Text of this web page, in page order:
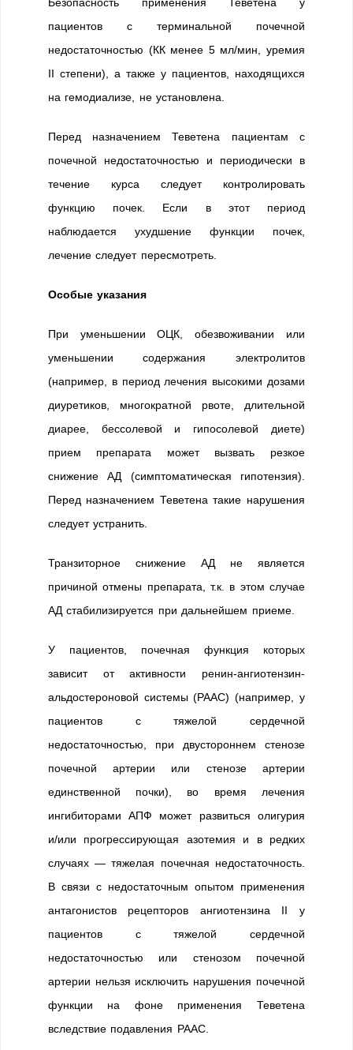
пациентов с терминальной почечной
недостаточностью (КК менее 5 мл/мин, уремия
II степени), а также у пациентов, находящихся
на гемодиализе, не установлена.
Перед назначением Теветена пациентам с
почечной недостаточностью и периодически в
течение курса следует контролировать
функцию почек. Если в этот период
наблюдается ухудшение функции почек,
лечение следует пересмотреть.
Особые указания
При уменьшении ОЦК, обезвоживании или
уменьшении содержания электролитов
(например, в период лечения высокими дозами
диуретиков, многократной рвоте, длительной
диарее, бессолевой и гипосолевой диете)
прием препарата может вызвать резкое
снижение АД (симптоматическая гипотензия).
Перед назначением Теветена такие нарушения
следует устранить.
Транзиторное снижение АД не является
причиной отмены препарата, т.к. в этом случае
АД стабилизируется при дальнейшем приеме.
У пациентов, почечная функция которых
зависит от активности ренин-ангиотензин-
альдостероновой системы (РААС) (например, у
пациентов с тяжелой сердечной
недостаточностью, при двустороннем стенозе
почечной артерии или стенозе артерии
единственной почки), во время лечения
ингибиторами АПФ может развиться олигурия
и/или прогрессирующая азотемия и в редких
случаях — тяжелая почечная недостаточность.
В связи с недостаточным опытом применения
антагонистов рецепторов ангиотензина II у
пациентов с тяжелой сердечной
недостаточностью или стенозом почечной
артерии нельзя исключить нарушения почечной
функции на фоне применения Теветена
вследствие подавления РААС.